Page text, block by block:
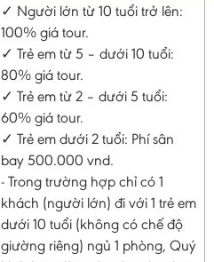
✓ Người lớn từ 10 tuổi trở lên:
100% giá tour.
✓ Trẻ em từ 5 – dưới 10 tuổi:
80% giá tour.
✓ Trẻ em từ 2 – dưới 5 tuổi:
60% giá tour.
✓ Trẻ em dưới 2 tuổi: Phí sân
bay 500.000 vnd.
- Trong trường hợp chỉ có 1
khách (người lớn) đi với 1 trẻ em
dưới 10 tuổi (không có chế độ
giường riêng) ngủ 1 phòng, Quý